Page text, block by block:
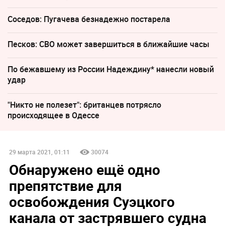
Соседов: Пугачева безнадежно постарела
Песков: СВО может завершиться в ближайшие часы
По бежавшему из России Надеждину* нанесли новый
удар
"Никто не полезет": британцев потрясло
происходящее в Одессе
29 марта 2021, 01:11 30074
Обнаружено ещё одно
препятствие для
освобождения Суэцкого
канала от застрявшего судна